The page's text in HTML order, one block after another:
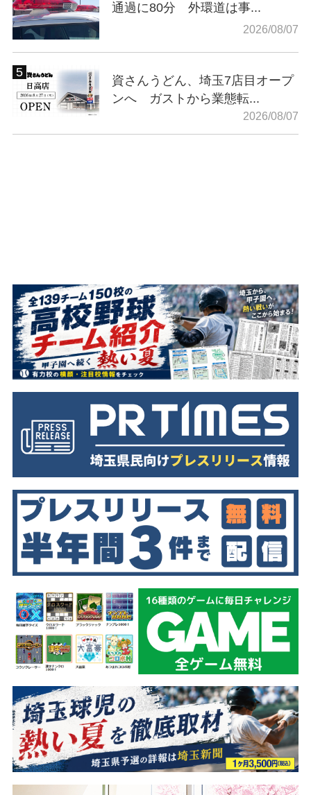
通過に80分 外環道は事...
2026/08/07
資さんうどん、埼玉7店目オープ
ンへ ガストから業態転...
2026/08/07